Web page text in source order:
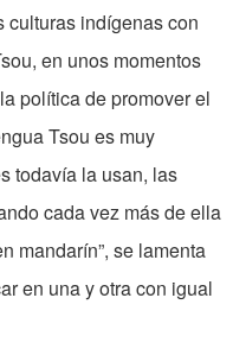
culturas indígenas con
en unos momentos
política de promover el
Tsou es muy
todavía la usan, las
cada vez más de ella
mandarín”, se lamenta
en una y otra con igual